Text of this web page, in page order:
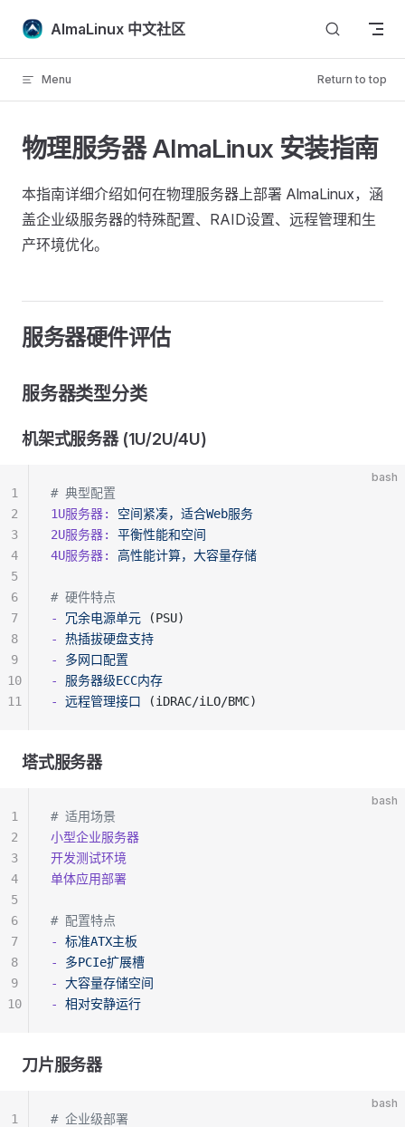
Skip to content
AlmaLinux 中文社区
Menu Return to top
物理服务器 AlmaLinux 安装指南
本指南详细介绍如何在物理服务器上部署 AlmaLinux，涵
盖企业级服务器的特殊配置、RAID设置、远程管理和生
产环境优化。
服务器硬件评估
服务器类型分类
机架式服务器 (1U/2U/4U)
bash
# 典型配置
1U服务器:
空间紧凑，适合Web服务
2U服务器:
平衡性能和空间
4U服务器:
高性能计算，大容量存储
# 硬件特点
-
冗余电源单元 (PSU)
-
热插拔硬盘支持
-
多网口配置
-
服务器级ECC内存
-
远程管理接口 (iDRAC/iLO/BMC)
1
2
3
4
5
6
7
8
9
10
11
塔式服务器
bash
# 适用场景
小型企业服务器
开发测试环境
单体应用部署
# 配置特点
-
标准ATX主板
-
多PCIe扩展槽
-
大容量存储空间
-
相对安静运行
1
2
3
4
5
6
7
8
9
10
刀片服务器
bash
# 企业级部署
1